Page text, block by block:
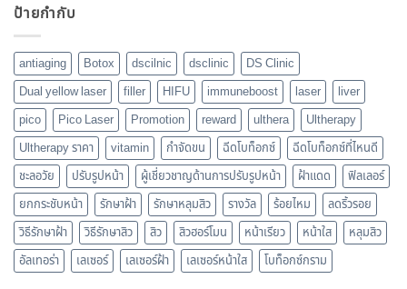
ป้ายกำกับ
antiaging Botox dscilnic dsclinic
DS Clinic
Dual yellow laser
filler HIFU immuneboost laser
liver
pico
Pico Laser Promotion reward ulthera
Ultherapy
Ultherapy ราคา
vitamin กำจัดขน ฉีดโบท็อกซ์
ฉีดโบท็อกซ์ที่ไหนดี
ชะลอวัย
ปรับรูปหน้า ผู้เชี่ยวชาญด้านการปรับรูปหน้า ฝ้าแดด
ฟิลเลอร์
ยกกระชับหน้า
รักษาฝ้า รักษาหลุมสิว รางวัล ร้อยไหม
ลดริ้วรอย
วิธีรักษาฝ้า
วิธีรักษาสิว สิว สิวฮอร์โมน หน้าเรียว หน้าใส
หลุมสิว
อัลเทอร่า
เลเซอร์ เลเซอร์ฝ้า เลเซอร์หน้าใส โบท็อกซ์กราม